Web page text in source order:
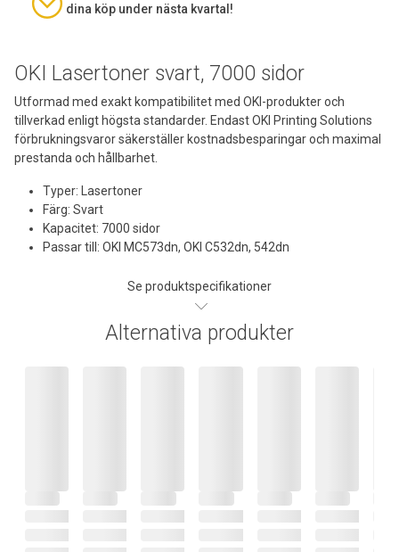
OKI Lasertoner svart, 7000 sidor
Utformad med exakt kompatibilitet med OKI-produkter och
tillverkad enligt högsta standarder. Endast OKI Printing Solutions
förbrukningsvaror säkerställer kostnadsbesparingar och maximal
prestanda och hållbarhet.
Typer: Lasertoner
Färg: Svart
Kapacitet: 7000 sidor
Passar till: OKI MC573dn, OKI C532dn, 542dn
Se produktspecifikationer
dina köp under nästa kvartal!
Alternativa produkter